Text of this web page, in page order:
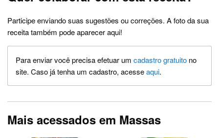
Participe enviando suas sugestões ou correções. A foto da sua
receita também pode aparecer aqui!
Para enviar você precisa efetuar um cadastro gratuito no
site. Caso já tenha um cadastro, acesseaqui.
Mais acessados em Massas